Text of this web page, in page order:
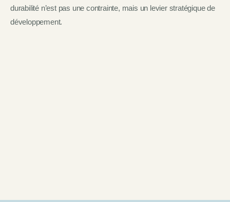
durabilité n’est pas une contrainte, mais un levier stratégiquede
développement.